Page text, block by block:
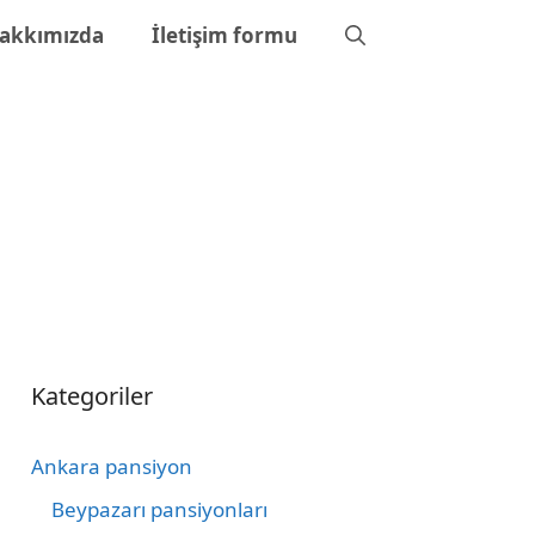
İletişim formu
Kategoriler
Ankara pansiyon
Beypazarı pansiyonları